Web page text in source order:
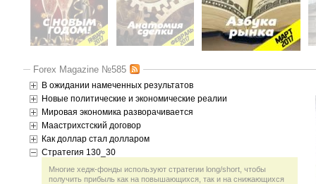
Forex Magazine №585
В ожидании намеченных результатов
Новые политические и экономические реалии
Мировая экономика разворачивается
Маастрихстский договор
Как доллар стал долларом
Стратегия 130_30
Многие хедж-фонды используют стратегии long/short, чтобы
получить прибыль как на повышающихся, так и на снижающихся